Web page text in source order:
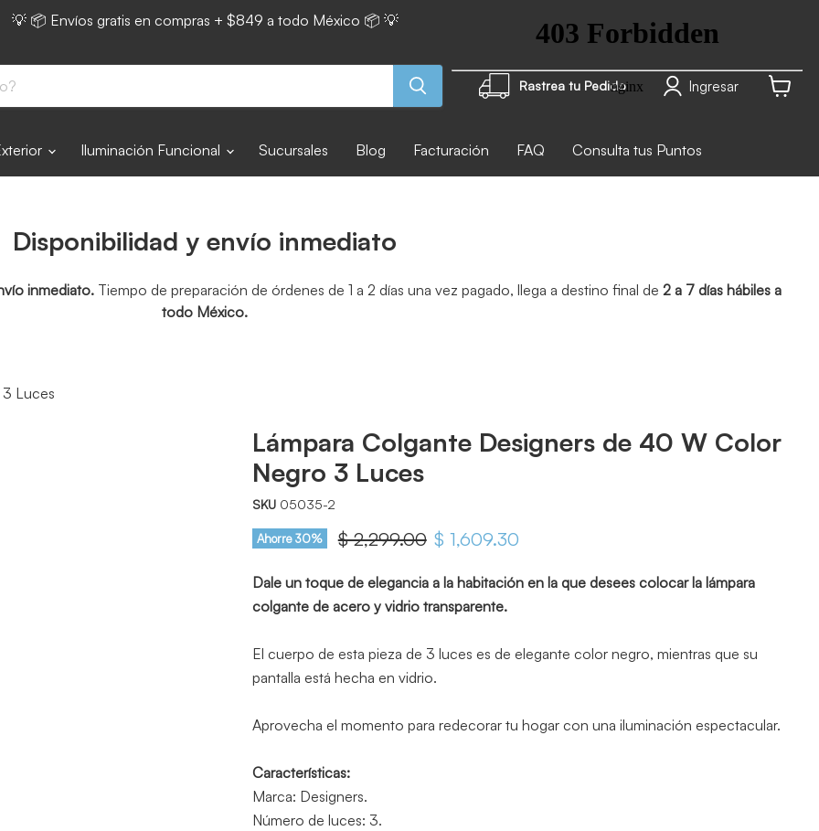
💡 📦 Envíos gratis en compras + $849 a todo México 📦 💡
Rastrea tu Pedido Ingresar
Iluminación Funcional Sucursales Blog Facturación FAQ Consulta tus Puntos
Disponibilidad y envío inmediato
inmediato. Tiempo de preparación de órdenes de 1 a 2 días una vez pagado, llega a destino final de 2 a 7 días hábiles a
todo México.
Luces
Lámpara Colgante Designers de 40 W Color
Negro 3 Luces
SKU 05035-2
Ahorre30% Precio original
$ 2,299.00 Precio actual
$ 1,609.30
Dale un toque de elegancia a la habitación en la que desees colocar la lámpara
colgante de acero y vidrio transparente.
El cuerpo de esta pieza de 3 luces es de elegante color negro, mientras que su
pantalla está hecha en vidrio.
Aprovecha el momento para redecorar tu hogar con una iluminación espectacular.
Características:
Marca: Designers.
Número de luces: 3.